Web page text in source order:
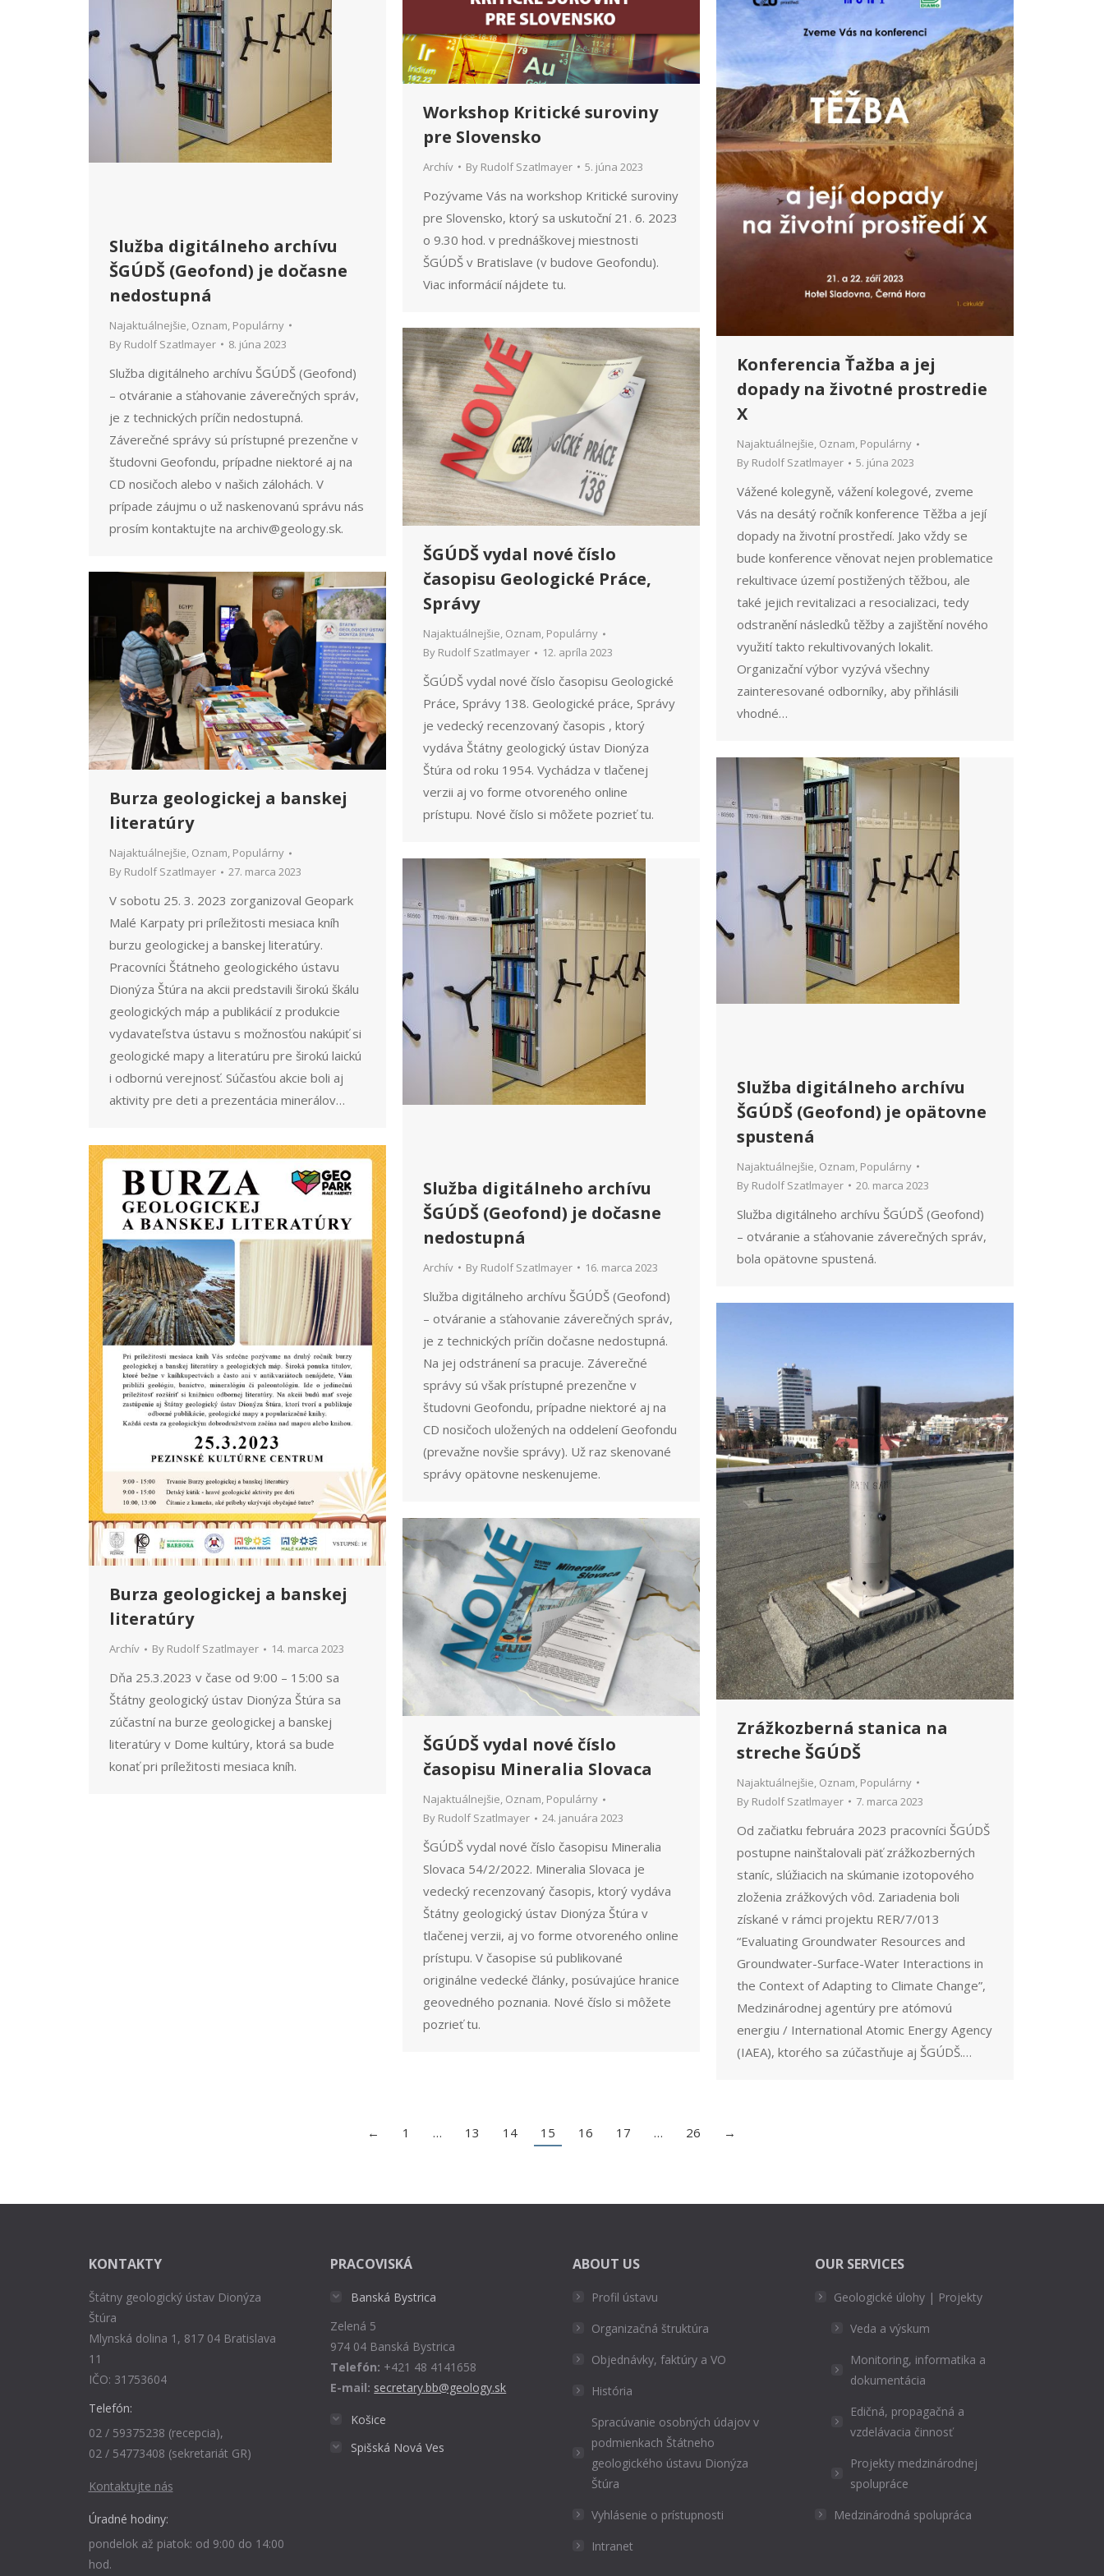
Služba digitálneho archívu
ŠGÚDŠ (Geofond) je dočasne
nedostupná
Najaktuálnejšie, Oznam, Populárny
By Rudolf Szatlmayer 8. júna 2023
Služba digitálneho archívu ŠGÚDŠ (Geofond)
– otváranie a sťahovanie záverečných správ,
je z technických príčin nedostupná.
Záverečné správy sú prístupné prezenčne v
študovni Geofondu, prípadne niektoré aj na
CD nosičoch alebo v našich zálohách. V
prípade záujmu o už naskenovanú správu nás
prosím kontaktujte na archiv@geology.sk.
Workshop Kritické suroviny
pre Slovensko
Archív By Rudolf Szatlmayer 5. júna 2023
Pozývame Vás na workshop Kritické suroviny
pre Slovensko, ktorý sa uskutoční 21. 6. 2023
o 9.30 hod. v prednáškovej miestnosti
ŠGÚDŠ v Bratislave (v budove Geofondu).
Viac informácií nájdete tu.
Konferencia Ťažba a jej
dopady na životné prostredie
X
Najaktuálnejšie, Oznam, Populárny
By Rudolf Szatlmayer 5. júna 2023
Vážené kolegyně, vážení kolegové, zveme
Vás na desátý ročník konference Těžba a její
dopady na životní prostředí. Jako vždy se
bude konference věnovat nejen problematice
rekultivace území postižených těžbou, ale
také jejich revitalizaci a resocializaci, tedy
odstranění následků těžby a zajištění nového
využití takto rekultivovaných lokalit.
Organizační výbor vyzývá všechny
zainteresované odborníky, aby přihlásili
vhodné…
ŠGÚDŠ vydal nové číslo
časopisu Geologické Práce,
Správy
Najaktuálnejšie, Oznam, Populárny
By Rudolf Szatlmayer 12. apríla 2023
ŠGÚDŠ vydal nové číslo časopisu Geologické
Práce, Správy 138. Geologické práce, Správy
je vedecký recenzovaný časopis , ktorý
vydáva Štátny geologický ústav Dionýza
Štúra od roku 1954. Vychádza v tlačenej
verzii aj vo forme otvoreného online
prístupu. Nové číslo si môžete pozrieť tu.
Burza geologickej a banskej
literatúry
Najaktuálnejšie, Oznam, Populárny
By Rudolf Szatlmayer 27. marca 2023
V sobotu 25. 3. 2023 zorganizoval Geopark
Malé Karpaty pri príležitosti mesiaca kníh
burzu geologickej a banskej literatúry.
Pracovníci Štátneho geologického ústavu
Dionýza Štúra na akcii predstavili širokú škálu
geologických máp a publikácií z produkcie
vydavateľstva ústavu s možnosťou nakúpiť si
geologické mapy a literatúru pre širokú laickú
i odbornú verejnosť. Súčasťou akcie boli aj
aktivity pre deti a prezentácia minerálov…
Služba digitálneho archívu
ŠGÚDŠ (Geofond) je opätovne
spustená
Najaktuálnejšie, Oznam, Populárny
By Rudolf Szatlmayer 20. marca 2023
Služba digitálneho archívu ŠGÚDŠ (Geofond)
– otváranie a sťahovanie záverečných správ,
bola opätovne spustená.
Služba digitálneho archívu
ŠGÚDŠ (Geofond) je dočasne
nedostupná
Archív By Rudolf Szatlmayer 16. marca 2023
Služba digitálneho archívu ŠGÚDŠ (Geofond)
– otváranie a sťahovanie záverečných správ,
je z technických príčin dočasne nedostupná.
Na jej odstránení sa pracuje. Záverečné
správy sú však prístupné prezenčne v
študovni Geofondu, prípadne niektoré aj na
CD nosičoch uložených na oddelení Geofondu
(prevažne novšie správy). Už raz skenované
správy opätovne neskenujeme.
Burza geologickej a banskej
literatúry
Archív By Rudolf Szatlmayer 14. marca 2023
Dňa 25.3.2023 v čase od 9:00 – 15:00 sa
Štátny geologický ústav Dionýza Štúra sa
zúčastní na burze geologickej a banskej
literatúry v Dome kultúry, ktorá sa bude
konať pri príležitosti mesiaca kníh.
Zrážkozberná stanica na
streche ŠGÚDŠ
Najaktuálnejšie, Oznam, Populárny
By Rudolf Szatlmayer 7. marca 2023
Od začiatku februára 2023 pracovníci ŠGÚDŠ
postupne nainštalovali päť zrážkozberných
staníc, slúžiacich na skúmanie izotopového
zloženia zrážkových vôd. Zariadenia boli
získané v rámci projektu RER/7/013
“Evaluating Groundwater Resources and
Groundwater-Surface-Water Interactions in
the Context of Adapting to Climate Change”,
Medzinárodnej agentúry pre atómovú
energiu / International Atomic Energy Agency
(IAEA), ktorého sa zúčastňuje aj ŠGÚDŠ.…
ŠGÚDŠ vydal nové číslo
časopisu Mineralia Slovaca
Najaktuálnejšie, Oznam, Populárny
By Rudolf Szatlmayer 24. januára 2023
ŠGÚDŠ vydal nové číslo časopisu Mineralia
Slovaca 54/2/2022. Mineralia Slovaca je
vedecký recenzovaný časopis, ktorý vydáva
Štátny geologický ústav Dionýza Štúra v
tlačenej verzii, aj vo forme otvoreného online
prístupu. V časopise sú publikované
originálne vedecké články, posúvajúce hranice
geovedného poznania. Nové číslo si môžete
pozrieť tu.
← 1 … 13 14 15 16 17 … 26 →
KONTAKTY
Štátny geologický ústav Dionýza
Štúra
Mlynská dolina 1, 817 04 Bratislava
11
IČO: 31753604
Telefón:
02 / 59375238 (recepcia),
02 / 54773408 (sekretariát GR)
Kontaktujte nás
Úradné hodiny:
pondelok až piatok: od 9:00 do 14:00
hod.
PRACOVISKÁ
Banská Bystrica
Zelená 5
974 04 Banská Bystrica
Telefón: +421 48 4141658
E-mail: secretary.bb@geology.sk
Košice
Spišská Nová Ves
ABOUT US
Profil ústavu
Organizačná štruktúra
Objednávky, faktúry a VO
História
Spracúvanie osobných údajov v
podmienkach Štátneho
geologického ústavu Dionýza
Štúra
Vyhlásenie o prístupnosti
Intranet
OUR SERVICES
Geologické úlohy | Projekty
Veda a výskum
Monitoring, informatika a
dokumentácia
Edičná, propagačná a
vzdelávacia činnosť
Projekty medzinárodnej
spolupráce
Medzinárodná spolupráca